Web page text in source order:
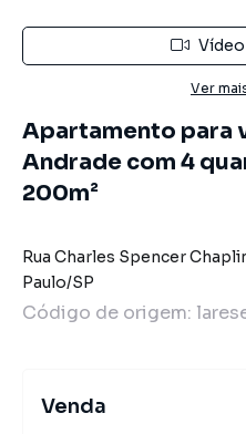
Ver
Apartamento para
Andrade com 4
200m²
Rua Charles Spencer
Paulo/SP
Código de origem:
Venda